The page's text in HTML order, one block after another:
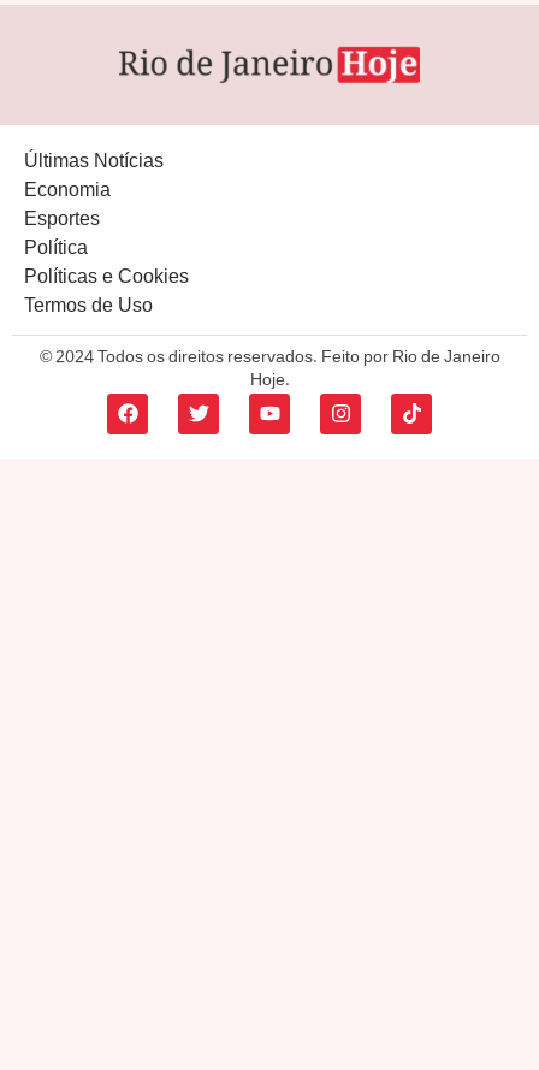
Últimas Notícias
Economia
Esportes
Política
Políticas e Cookies
Termos de Uso
© 2024 Todos os direitos reservados. Feito por Rio de Janeiro
Hoje.